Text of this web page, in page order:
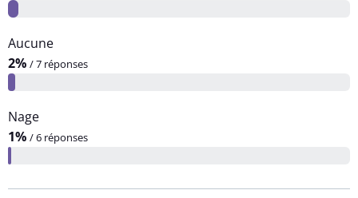
Aucune
2% / 7 réponses
Nage
1% / 6 réponses